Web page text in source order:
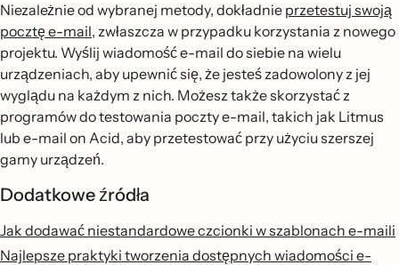
Niezależnie od wybranej metody, dokładnie przetestuj swoją
pocztę e-mail, zwłaszcza w przypadku korzystania z nowego
projektu. Wyślij wiadomość e-mail do siebie na wielu
urządzeniach, aby upewnić się, że jesteś zadowolony z jej
wyglądu na każdym z nich. Możesz także skorzystać z
programów do testowania poczty e-mail, takich jak Litmus
lub e-mail on Acid, aby przetestować przy użyciu szerszej
gamy urządzeń.
Dodatkowe źródła
Jak dodawać niestandardowe czcionki w szablonach e-maili
Najlepsze praktyki tworzenia dostępnych wiadomości e-